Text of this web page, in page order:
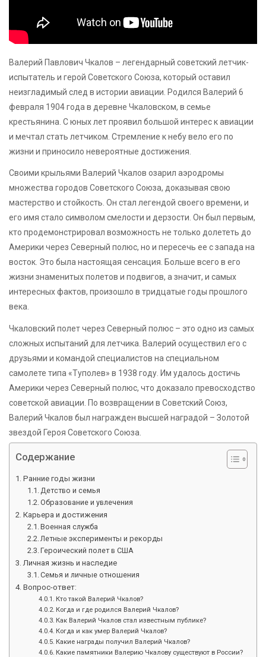
Валерий Павлович Чкалов – легендарный советский летчик-
испытатель и герой Советского Союза, который оставил
неизгладимый след в истории авиации. Родился Валерий 6
февраля 1904 года в деревне Чкаловском, в семье
крестьянина. С юных лет проявил большой интерес к авиации
и мечтал стать летчиком. Стремление к небу вело его по
жизни и приносило невероятные достижения.
Своими крыльями Валерий Чкалов озарил аэродромы
множества городов Советского Союза, доказывая свою
мастерство и стойкость. Он стал легендой своего времени, и
его имя стало символом смелости и дерзости. Он был первым,
кто продемонстрировал возможность не только долететь до
Америки через Северный полюс, но и пересечь ее с запада на
восток. Это была настоящая сенсация. Больше всего в его
жизни знаменитых полетов и подвигов, а значит, и самых
интересных фактов, произошло в тридцатые годы прошлого
века.
Чкаловский полет через Северный полюс – это одно из самых
сложных испытаний для летчика. Валерий осуществил его с
друзьями и командой специалистов на специальном
самолете типа «Туполев» в 1938 году. Им удалось достичь
Америки через Северный полюс, что доказало превосходство
советской авиации. По возвращении в Советский Союз,
Валерий Чкалов был награжден высшей наградой – Золотой
звездой Героя Советского Союза.
Содержание
Ранние годы жизни
Детство и семья
Образование и увлечения
Карьера и достижения
Военная служба
Летные эксперименты и рекорды
Героический полет в США
Личная жизнь и наследие
Семья и личные отношения
Вопрос-ответ:
Кто такой Валерий Чкалов?
Когда и где родился Валерий Чкалов?
Как Валерий Чкалов стал известным публике?
Когда и как умер Валерий Чкалов?
Какие награды получил Валерий Чкалов?
Какие памятники Валерию Чкалову существуют в России?